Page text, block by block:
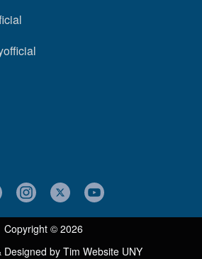
Copyright © 2026
Designed by Tim Website UNY